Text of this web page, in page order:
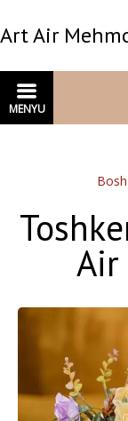
Art Air
MENYU
Air